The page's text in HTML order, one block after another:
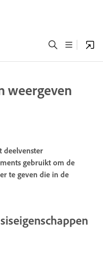
weergeven
deelvenster
gebruikt om de
te geven die in de